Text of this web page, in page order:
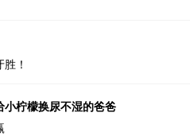
！
小柠檬换尿不湿的爸爸